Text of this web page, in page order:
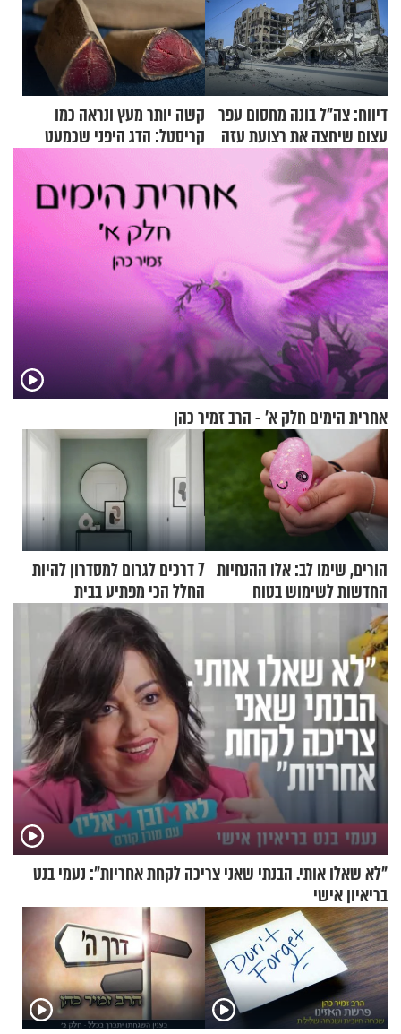
דיווח: צה"ל בונה מחסום עפר
עצום שיחצה את רצועת עזה
לשניים
קשה יותר מעץ ונראה כמו
קריסטל: הדג היפני שכמעט
אחרית הימים חלק א’ - הרב זמיר כהן
הורים, שימו לב: אלו ההנחיות
החדשות לשימוש בטוח
בסקווישי לאחר מקרי אשפוז
7 דרכים לגרום למסדרון להיות
החלל הכי מפתיע בבית
"לא שאלו אותי. הבנתי שאני צריכה לקחת אחריות": נעמי בנט
בריאיון אישי